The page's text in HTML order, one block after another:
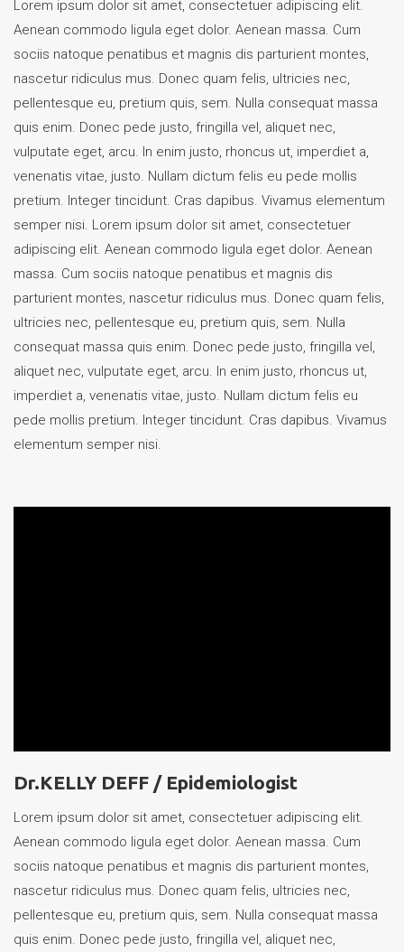
Lorem ipsum dolor sit amet, consectetuer adipiscing elit.
Aenean commodo ligula eget dolor. Aenean massa. Cum
sociis natoque penatibus et magnis dis parturient montes,
nascetur ridiculus mus. Donec quam felis, ultricies nec,
pellentesque eu, pretium quis, sem. Nulla consequat massa
quis enim. Donec pede justo, fringilla vel, aliquet nec,
vulputate eget, arcu. In enim justo, rhoncus ut, imperdiet a,
venenatis vitae, justo. Nullam dictum felis eu pede mollis
pretium. Integer tincidunt. Cras dapibus. Vivamus elementum
semper nisi. Lorem ipsum dolor sit amet, consectetuer
adipiscing elit. Aenean commodo ligula eget dolor. Aenean
massa. Cum sociis natoque penatibus et magnis dis
parturient montes, nascetur ridiculus mus. Donec quam felis,
ultricies nec, pellentesque eu, pretium quis, sem. Nulla
consequat massa quis enim. Donec pede justo, fringilla vel,
aliquet nec, vulputate eget, arcu. In enim justo, rhoncus ut,
imperdiet a, venenatis vitae, justo. Nullam dictum felis eu
pede mollis pretium. Integer tincidunt. Cras dapibus. Vivamus
elementum semper nisi.
Dr.KELLY DEFF / Epidemiologist
Lorem ipsum dolor sit amet, consectetuer adipiscing elit.
Aenean commodo ligula eget dolor. Aenean massa. Cum
sociis natoque penatibus et magnis dis parturient montes,
nascetur ridiculus mus. Donec quam felis, ultricies nec,
pellentesque eu, pretium quis, sem. Nulla consequat massa
quis enim. Donec pede justo, fringilla vel, aliquet nec,